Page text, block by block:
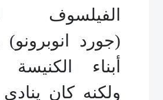
الفيلسوف
(جورد
أبناء الكنيسة
ولكنه كان